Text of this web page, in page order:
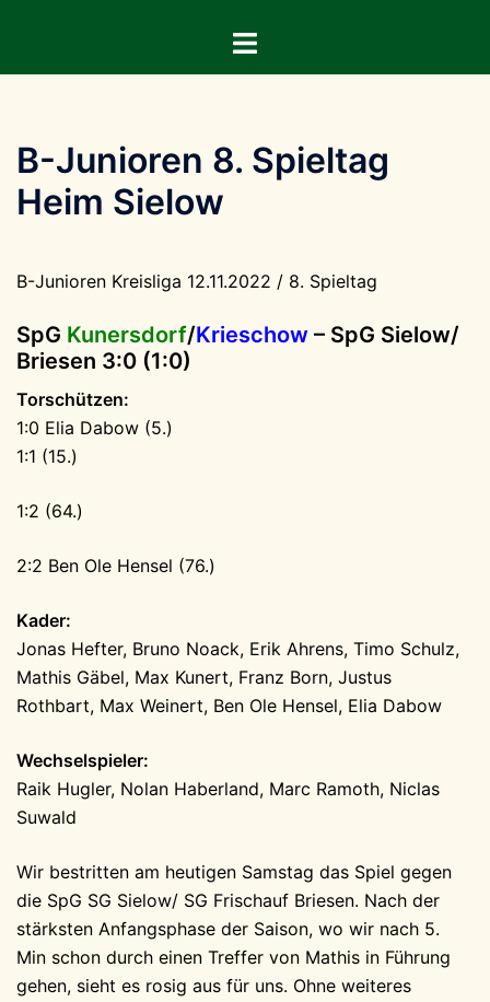
springen
Menü
B-Junioren 8. Spieltag
Heim Sielow
B-Junioren Kreisliga 12.11.2022 / 8. Spieltag
SpG Kunersdorf/Krieschow – SpG Sielow/
Briesen 3:0 (1:0)
Torschützen:
1:0 Elia Dabow (5.)
1:1 (15.)
1:2 (64.)
2:2 Ben Ole Hensel (76.)
Kader:
Jonas Hefter, Bruno Noack, Erik Ahrens, Timo Schulz,
Mathis Gäbel, Max Kunert, Franz Born, Justus
Rothbart, Max Weinert, Ben Ole Hensel, Elia Dabow
Wechselspieler:
Raik Hugler, Nolan Haberland, Marc Ramoth, Niclas
Suwald
Wir bestritten am heutigen Samstag das Spiel gegen
die SpG SG Sielow/ SG Frischauf Briesen. Nach der
stärksten Anfangsphase der Saison, wo wir nach 5.
Min schon durch einen Treffer von Mathis in Führung
gehen, sieht es rosig aus für uns. Ohne weiteres